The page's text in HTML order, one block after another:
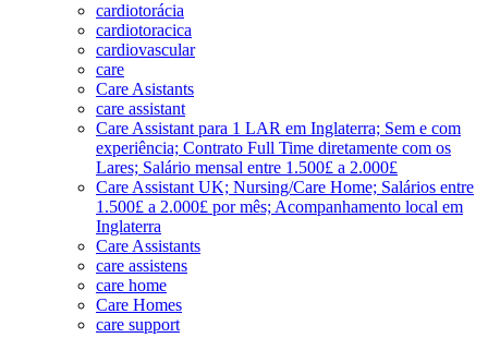
cardiotorácia
cardiotoracica
cardiovascular
care
Care Asistants
care assistant
Care Assistant para 1 LAR em Inglaterra; Sem e com
experiência; Contrato Full Time diretamente com os
Lares; Salário mensal entre 1.500£ a 2.000£
Care Assistant UK; Nursing/Care Home; Salários entre
1.500£ a 2.000£ por mês; Acompanhamento local em
Inglaterra
Care Assistants
care assistens
care home
Care Homes
care support